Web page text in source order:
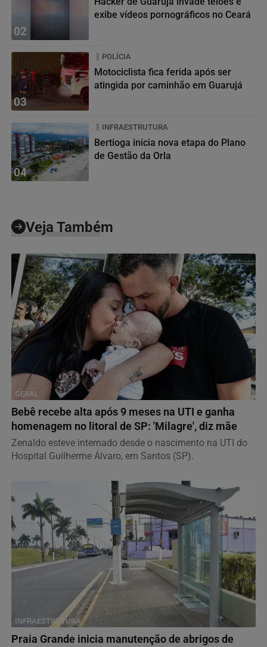
02
exibe vídeos pornográficos no Ceará
03
POLÍCIA
Motociclista fica ferida após ser
atingida por caminhão em Guarujá
04
INFRAESTRUTURA
Bertioga inicia nova etapa do Plano
de Gestão da Orla
Veja Também
GERAL
Bebê recebe alta após 9 meses na UTI e ganha
homenagem no litoral de SP: 'Milagre', diz mãe
Zenaldo esteve internado desde o nascimento na UTI do
Hospital Guilherme Álvaro, em Santos (SP).
INFRAESTRUTURA
Praia Grande inicia manutenção de abrigos de